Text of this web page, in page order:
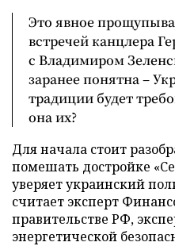
Это явное
встречей канцлера
с Владимиром
заранее понятна –
традиции будет
она их?
Для начала стоит
помешать достройке
уверяет украинский
считает эксперт
правительстве РФ,
энергетической